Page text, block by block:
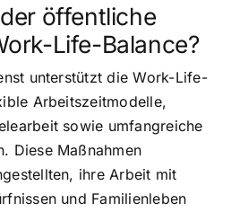
öffentliche
Life-Balance?
unterstützt die Work-Life-
Arbeitszeitmodelle,
sowie umfangreiche
Diese Maßnahmen
ihre Arbeit mit
und Familienleben